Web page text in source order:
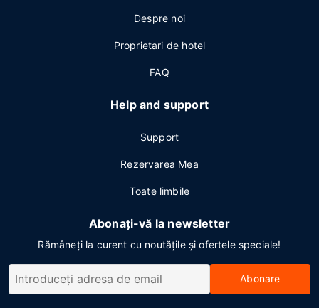
Despre noi
Proprietari de hotel
FAQ
Help and support
Support
Rezervarea Mea
Toate limbile
Abonați-vă la newsletter
Rămâneți la curent cu noutățile și ofertele speciale!
Abonare